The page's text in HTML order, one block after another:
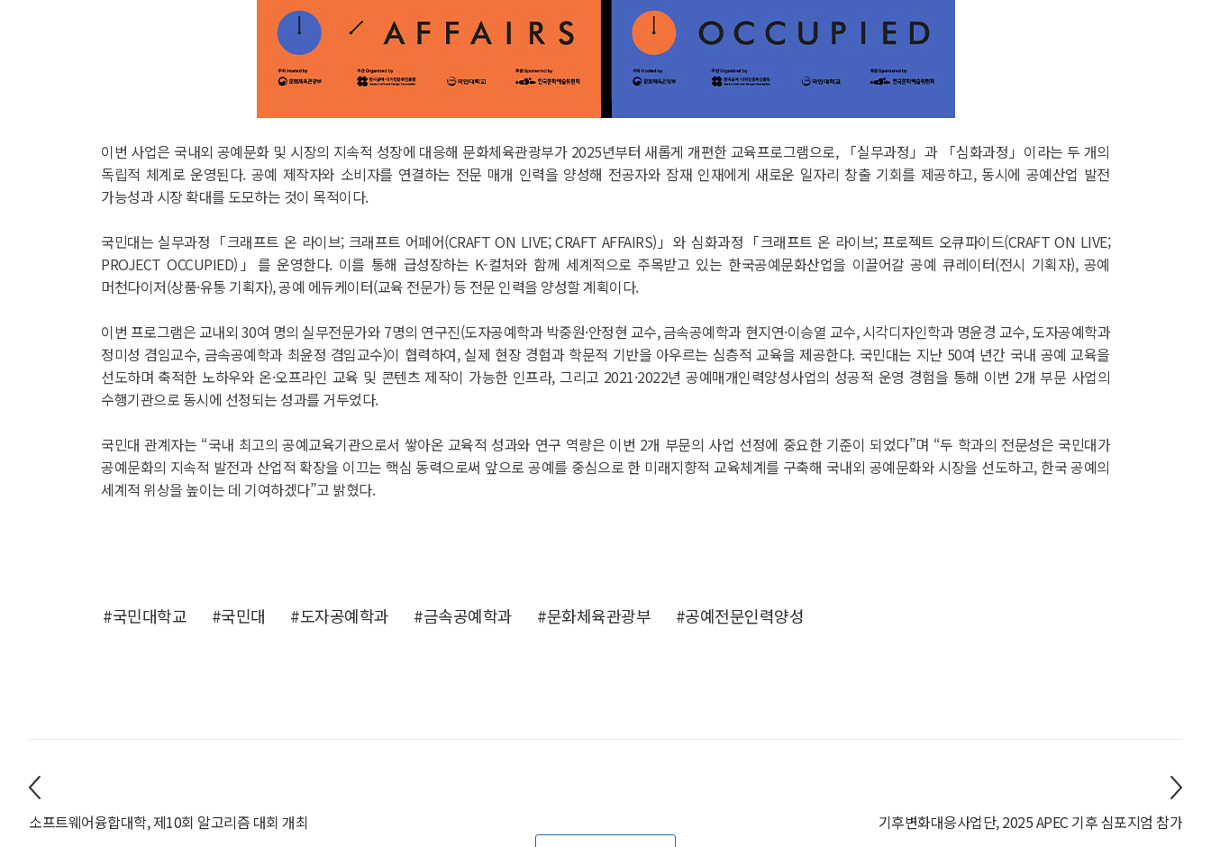
이번 사업은 국내외 공예문화 및 시장의 지속적 성장에 대응해 문화체육관광부가 2025년부터 새롭게 개편한 교육프로그램으로, 「실무과정」과 「심화과정」이라는 두 개의
독립적 체계로 운영된다. 공예 제작자와 소비자를 연결하는 전문 매개 인력을 양성해 전공자와 잠재 인재에게 새로운 일자리 창출 기회를 제공하고, 동시에 공예산업 발전
가능성과 시장 확대를 도모하는 것이 목적이다.
국민대는 실무과정「크래프트 온 라이브; 크래프트 어페어(CRAFT ON LIVE; CRAFT AFFAIRS)」와 심화과정「크래프트 온 라이브; 프로젝트 오큐파이드(CRAFT ON LIVE;
PROJECT OCCUPIED)」를 운영한다. 이를 통해 급성장하는 K-컬처와 함께 세계적으로 주목받고 있는 한국공예문화산업을 이끌어갈 공예 큐레이터(전시 기획자), 공예
머천다이저(상품·유통 기획자), 공예 에듀케이터(교육 전문가) 등 전문 인력을 양성할 계획이다.
이번 프로그램은 교내외 30여 명의 실무전문가와 7명의 연구진(도자공예학과 박중원·안정현 교수, 금속공예학과 현지연·이승열 교수, 시각디자인학과 명윤경 교수, 도자공예학과
정미성 겸임교수, 금속공예학과 최윤정 겸임교수)이 협력하여, 실제 현장 경험과 학문적 기반을 아우르는 심층적 교육을 제공한다. 국민대는 지난 50여 년간 국내 공예 교육을
선도하며 축적한 노하우와 온·오프라인 교육 및 콘텐츠 제작이 가능한 인프라, 그리고 2021·2022년 공예매개인력양성사업의 성공적 운영 경험을 통해 이번 2개 부문 사업의
수행기관으로 동시에 선정되는 성과를 거두었다.
국민대 관계자는 “국내 최고의 공예교육기관으로서 쌓아온 교육적 성과와 연구 역량은 이번 2개 부문의 사업 선정에 중요한 기준이 되었다”며 “두 학과의 전문성은 국민대가
공예문화의 지속적 발전과 산업적 확장을 이끄는 핵심 동력으로써 앞으로 공예를 중심으로 한 미래지향적 교육체계를 구축해 국내외 공예문화와 시장을 선도하고, 한국 공예의
세계적 위상을 높이는 데 기여하겠다”고 밝혔다.
#국민대학교 #국민대 #도자공예학과 #금속공예학과 #문화체육관광부 #공예전문인력양성
소프트웨어융합대학, 제10회 알고리즘 대회 개최 기후변화대응사업단, 2025 APEC 기후 심포지엄 참가